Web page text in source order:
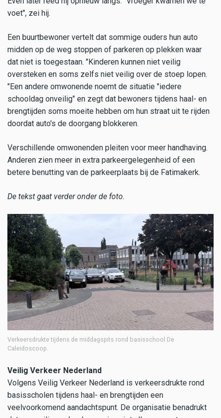
voet", zei hij.
Een buurtbewoner vertelt dat sommige ouders hun auto
midden op de weg stoppen of parkeren op plekken waar
dat niet is toegestaan. "Kinderen kunnen niet veilig
oversteken en soms zelfs niet veilig over de stoep lopen.
"Een andere omwonende noemt de situatie "iedere
schooldag onveilig" en zegt dat bewoners tijdens haal- en
brengtijden soms moeite hebben om hun straat uit te rijden
doordat auto's de doorgang blokkeren.
Verschillende omwonenden pleiten voor meer handhaving.
Anderen zien meer in extra parkeergelegenheid of een
betere benutting van de parkeerplaats bij de Fatimakerk.
De tekst gaat verder onder de foto.
Verkeersdrukte tijdens de middagspits rond basisschool De
Caleidoscoop.
Veilig Verkeer Nederland
Volgens Veilig Verkeer Nederland is verkeersdrukte rond
basisscholen tijdens haal- en brengtijden een
veelvoorkomend aandachtspunt. De organisatie benadrukt